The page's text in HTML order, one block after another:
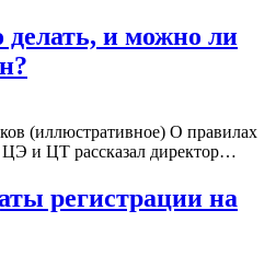
и можно ли
(иллюстративное) О правилах
и ЦТ рассказал директор…
регистрации на